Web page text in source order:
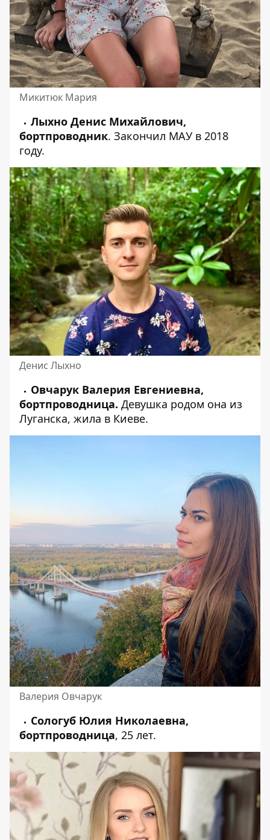
Микитюк Мария
Лыхно Денис Михайлович,
бортпроводник. Закончил МАУ в 2018
году.
Денис Лыхно
Овчарук Валерия Евгениевна,
бортпроводница. Девушка родом она из
Луганска, жила в Киеве.
Валерия Овчарук
Сологуб Юлия Николаевна,
бортпроводница, 25 лет.